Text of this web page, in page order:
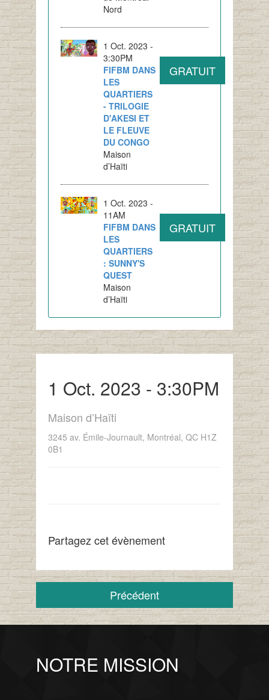
Nord
1 Oct. 2023 -
3:30PM
FIFBM DANS
LES
QUARTIERS
- TRILOGIE
D'AKESI ET
LE FLEUVE
DU CONGO
Maison
d’Haïti
GRATUIT
1 Oct. 2023 -
11AM
FIFBM DANS
LES
QUARTIERS
: SUNNY'S
QUEST
Maison
d’Haïti
GRATUIT
1 Oct. 2023 - 3:30PM
Maison d’Haïti
3245 av. Émile-Journault, Montréal, QC H1Z
0B1
Partagez cet évènement
Précédent
NOTRE MISSION